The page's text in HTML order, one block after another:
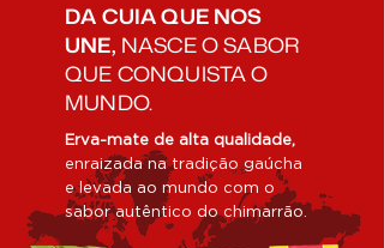
DA CUIA QUE NOS
UNE, NASCE O SABOR
QUE CONQUISTA O
MUNDO.
Erva-mate de alta qualidade,
enraizada na tradição gaúcha
e levada ao mundo com o
sabor autêntico do chimarrão.